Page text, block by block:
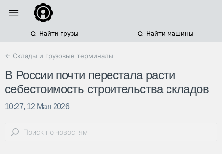
Найти грузы Найти машины
← Склады и грузовые терминалы
В России почти перестала расти
себестоимость строительства складов
10:27, 12 Мая 2026